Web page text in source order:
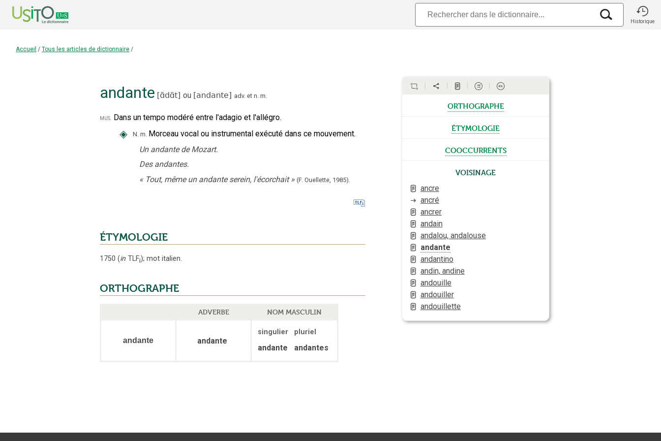
Historique
Accueil / Tous les articles de dictionnaire /
andante [ɑ̃dɑ̃t] ou [andante] adv. et n. m.
mus. Dans un tempo modéré entre l'adagio et l'allégro.
◈ N. m. Morceau vocal ou instrumental exécuté dans ce mouvement.
Un andante de Mozart.
Des andantes.
« Tout, même un andante serein, l'écorchait » (F. Ouellette, 1985).
ÉTYMOLOGIE
1750 (in TLFi); mot italien.
ORTHOGRAPHE
ADVERBE NOM MASCULIN
andante andante
singulier pluriel
andante andantes
orthographe
étymologie
cooccurrents
Voisinage
ancre
ancré
ancrer
andain
andalou, andalouse
andante
andantino
andin, andine
andouille
andouiller
andouillette